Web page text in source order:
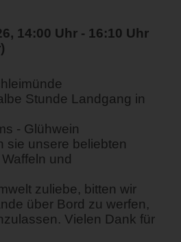
14:00 Uhr - 16:10 Uhr
Stunde Landgang in
- Glühwein
sie unsere beliebten
und
zuliebe, bitten wir
über Bord zu werfen,
Vielen Dank für